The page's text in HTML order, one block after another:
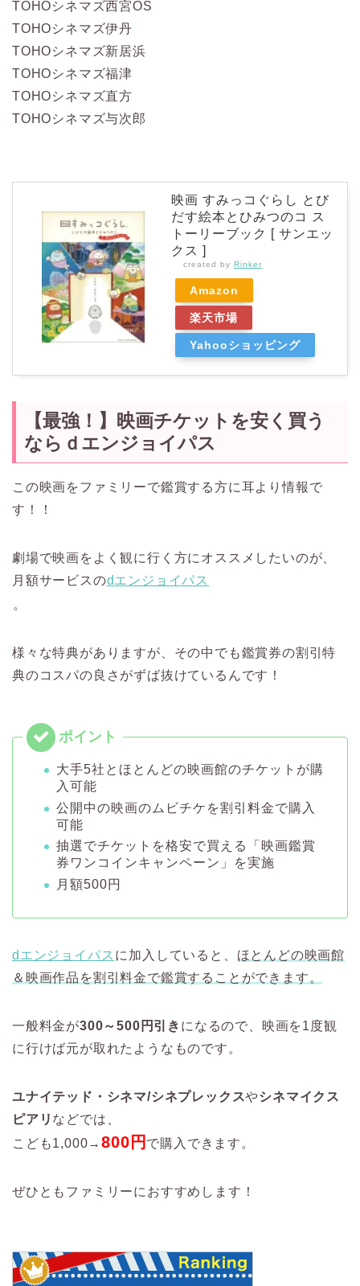
TOHOシネマズ西宮OS
TOHOシネマズ伊丹
TOHOシネマズ新居浜
TOHOシネマズ福津
TOHOシネマズ直方
TOHOシネマズ与次郎
映画 すみっコぐらし とび
だす絵本とひみつのコ ス
トーリーブック [ サンエッ
クス ]
created by Rinker
Amazon
楽天市場
Yahooショッピング
【最強！】映画チケットを安く買う
ならｄエンジョイパス
この映画をファミリーで鑑賞する方に耳より情報で
す！！
劇場で映画をよく観に行く方にオススメしたいのが、
月額サービスのdエンジョイパス
。
様々な特典がありますが、その中でも鑑賞券の割引特
典のコスパの良さがずば抜けているんです！
大手5社とほとんどの映画館のチケットが購
入可能
公開中の映画のムビチケを割引料金で購入
可能
抽選でチケットを格安で買える「映画鑑賞
券ワンコインキャンペーン」を実施
月額500円
dエンジョイパス に加入していると、 ほとんどの映画館
＆映画作品を割引料金で鑑賞することができます。
一般料金が300～500円引き になるので、映画を1度観
に行けば元が取れたようなものです。
ユナイテッド・シネマ/シネプレックスやシネマイクス
ピアリ などでは、
こども1,000→800円 で購入できます。
ぜひともファミリーにおすすめします！